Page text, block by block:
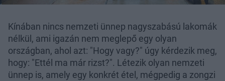
Kínában nincs nemzeti ünnep nagyszabású lakomák
nélkül, ami igazán nem meglepő egy olyan
országban, ahol azt: "Hogy vagy?" úgy kérdezik meg,
hogy: "Ettél ma már rizst?". Létezik olyan nemzeti
ünnep is, amely egy konkrét étel, mégpedig a zongzi